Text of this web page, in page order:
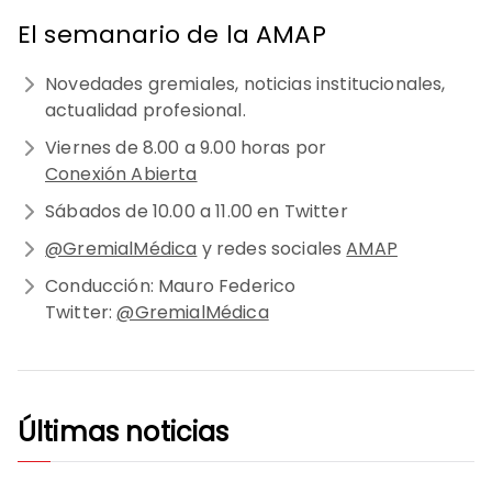
El semanario de la AMAP
Novedades gremiales, noticias institucionales,
actualidad profesional.
Viernes de 8.00 a 9.00 horas por
Conexión Abierta
Sábados de 10.00 a 11.00 en Twitter
@GremialMédica y redes socialesAMAP
Conducción: Mauro Federico
Twitter:@GremialMédica
Últimas noticias